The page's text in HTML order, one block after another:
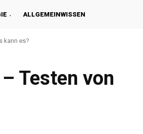
ALLGEMEINWISSEN
es? – Was Sie wissen müssen
Testen von